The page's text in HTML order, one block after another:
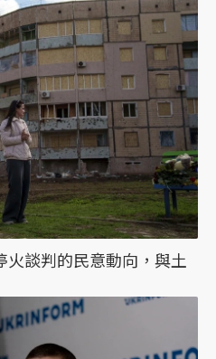
談判的民意動向，與土